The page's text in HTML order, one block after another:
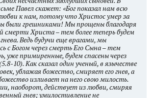
Павел скажет: «Бог показал нам всю
к нам, потому что Христос умер за
были грешниками! Мы прощены благодаря
смерти Христа – тем более теперь будем
Ведь будучи еще врагами, мы
с Богом через смерть Его Сына – тем
уже примиренные, будем спасены через
10). Как сказал один ученый, в язычестве
ублажая божество, смиряет его гнев, а
изливает на него свою милость.
наоборот, действует из любви, смиряя
гнев; умилостивление не